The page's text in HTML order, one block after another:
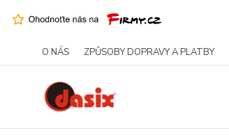
O NÁS ZPŮSOBY DOPRAVY A PLATBY